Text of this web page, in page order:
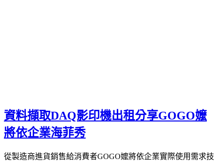
資料擷取DAQ影印機出租分享GOGO嬤
將依企業海菲秀
從製造商進貨銷售給消費者GOGO嬤將依企業實際使用需求技